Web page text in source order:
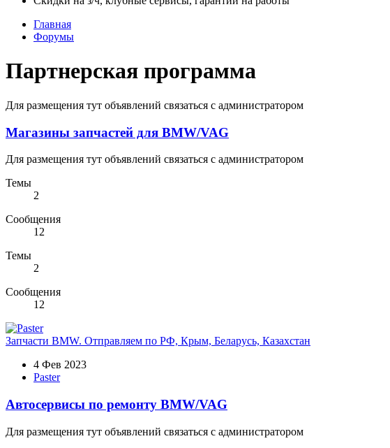
Главная
Форумы
Партнерская программа
Для размещения тут объявлений связаться с администратором
Магазины запчастей для BMW/VAG
Для размещения тут объявлений связаться с администратором
Темы
2
Сообщения
12
Темы
2
Сообщения
12
Запчасти BMW. Отправляем по РФ, Крым, Беларусь, Казахстан
4 Фев 2023
Paster
Автосервисы по ремонту BMW/VAG
Для размещения тут объявлений связаться с администратором